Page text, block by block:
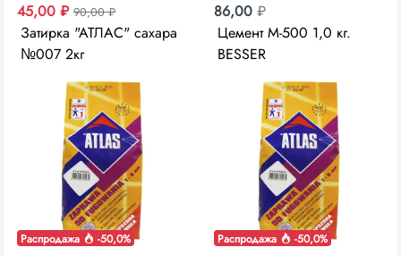
45,00 ₽ 90,00 ₽
Затирка "АТЛАС" сахара
№007 2кг
86,00 ₽
Цемент М-500 1,0 кг.
BESSER
Распродажа -50,0% Распродажа -50,0%